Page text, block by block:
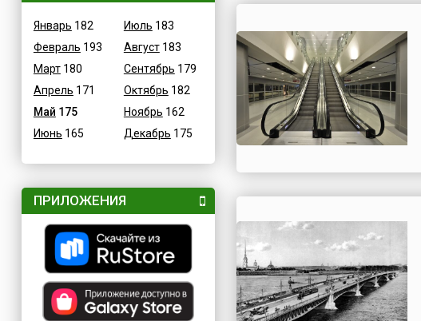
Январь 182
Февраль 193
Март180
Апрель 171
Май 175
Июнь 165
Июль 183
Август183
Сентябрь 179
Октябрь 182
Ноябрь 162
Декабрь 175
ПРИЛОЖЕНИЯ